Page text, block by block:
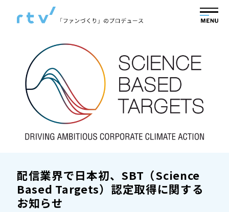
配信業界で日本初、SBT（Science
Based Targets）認定取得に関する
お知らせ